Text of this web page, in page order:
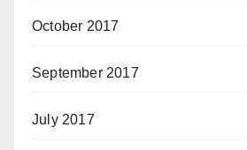
October 2017
September 2017
July 2017